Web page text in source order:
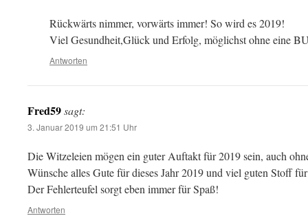
Rückwärts nimmer, vorwärts immer! So wird es 2019!
Viel Gesundheit,Glück und Erfolg, möglichst ohne eine
Antworten
Fred59sagt:
3. Januar 2019 um 21:51 Uhr
Die Witzeleien mögen ein guter Auftakt für 2019 sein, auch
Wünsche alles Gute für dieses Jahr 2019 und viel guten Stoff
Der Fehlerteufel sorgt eben immer für Spaß!
Antworten